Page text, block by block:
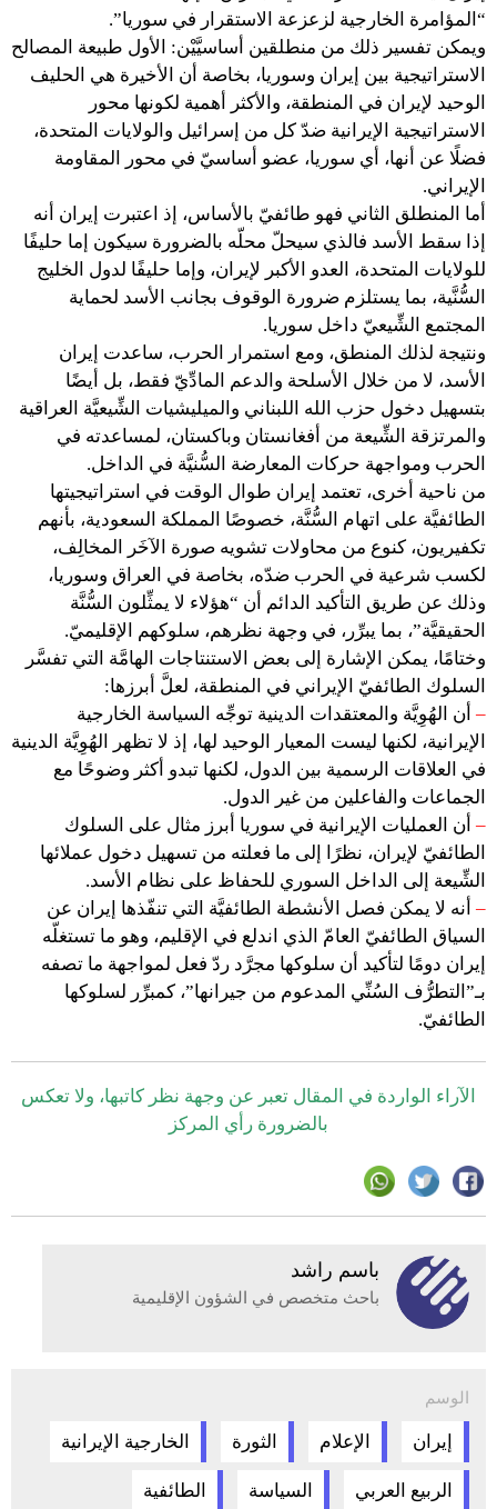
“المؤامرة الخارجية لزعزعة الاستقرار في سوريا”.
ويمكن تفسير ذلك من منطلقين أساسيَّيْن: الأول طبيعة المصالح
الاستراتيجية بين إيران وسوريا، بخاصة أن الأخيرة هي الحليف
الوحيد لإيران في المنطقة، والأكثر أهمية لكونها محور
الاستراتيجية الإيرانية ضدّ كل من إسرائيل والولايات المتحدة،
فضلًا عن أنها، أي سوريا، عضو أساسيّ في محور المقاومة
الإيراني.
أما المنطلق الثاني فهو طائفيّ بالأساس، إذ اعتبرت إيران أنه
إذا سقط الأسد فالذي سيحلّ محلّه بالضرورة سيكون إما حليفًا
للولايات المتحدة، العدو الأكبر لإيران، وإما حليفًا لدول الخليج
السُّنَّية، بما يستلزم ضرورة الوقوف بجانب الأسد لحماية
المجتمع الشِّيعيّ داخل سوريا.
ونتيجة لذلك المنطق، ومع استمرار الحرب، ساعدت إيران
الأسد، لا من خلال الأسلحة والدعم المادِّيّ فقط، بل أيضًا
بتسهيل دخول حزب الله اللبناني والميليشيات الشِّيعيَّة العراقية
والمرتزقة الشِّيعة من أفغانستان وباكستان، لمساعدته في
الحرب ومواجهة حركات المعارضة السُّنيَّة في الداخل.
من ناحية أخرى، تعتمد إيران طوال الوقت في استراتيجيتها
الطائفيَّة على اتهام السُّنَّة، خصوصًا المملكة السعودية، بأنهم
تكفيريون، كنوع من محاولات تشويه صورة الآخَر المخالِف،
لكسب شرعية في الحرب ضدّه، بخاصة في العراق وسوريا،
وذلك عن طريق التأكيد الدائم أن “هؤلاء لا يمثِّلون السُّنَّة
الحقيقيَّة”، بما يبرِّر، في وجهة نظرهم، سلوكهم الإقليميّ.
وختامًا، يمكن الإشارة إلى بعض الاستنتاجات الهامَّة التي تفسَّر
السلوك الطائفيّ الإيراني في المنطقة، لعلَّ أبرزها:
– أن الهُوِيَّة والمعتقدات الدينية توجِّه السياسة الخارجية
الإيرانية، لكنها ليست المعيار الوحيد لها، إذ لا تظهر الهُوِيَّة الدينية
في العلاقات الرسمية بين الدول، لكنها تبدو أكثر وضوحًا مع
الجماعات والفاعلين من غير الدول.
– أن العمليات الإيرانية في سوريا أبرز مثال على السلوك
الطائفيّ لإيران، نظرًا إلى ما فعلته من تسهيل دخول عملائها
الشِّيعة إلى الداخل السوري للحفاظ على نظام الأسد.
– أنه لا يمكن فصل الأنشطة الطائفيَّة التي تنفّذها إيران عن
السياق الطائفيّ العامّ الذي اندلع في الإقليم، وهو ما تستغلّه
إيران دومًا لتأكيد أن سلوكها مجرَّد ردّ فعل لمواجهة ما تصفه
بـ”التطرُّف السُنِّي المدعوم من جيرانها”، كمبرِّر لسلوكها
الطائفيّ.
الآراء الواردة في المقال تعبر عن وجهة نظر كاتبها، ولا تعكس
بالضرورة رأي المركز
باسم راشد
باحث متخصص في الشؤون الإقليمية
الوسم
إيران الإعلام الثورة الخارجية الإيرانية
الربيع العربي السياسة الطائفية